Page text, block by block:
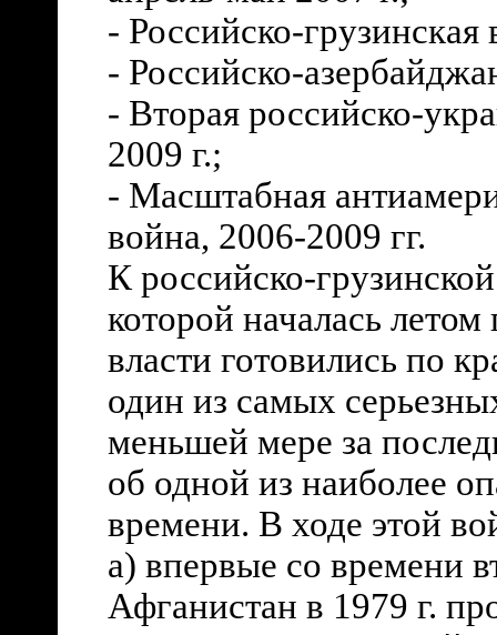
- Российско-грузинская
- Российско-
- Вторая российско-
2009 г.;
- Масштабная
война, 2006-2009 гг.
К российско-
которой началась
власти готовились по
один из самых
меньшей мере за
об одной из наиболее
времени. В ходе этой
а) впервые со времени
Афганистан в 1979 г.